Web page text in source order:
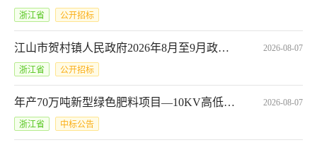
浙江省 公开招标
江山市贺村镇人民政府2026年8月至9月政府采购意向*江山市贺村镇人民政府2026年度食堂劳务外包服务 2026-08-07
浙江省 公开招标
年产70万吨新型绿色肥料项目—10KV高低压供电采购安装工程[A3308240950011343001001]合同公告 2026-08-07
浙江省 中标公告